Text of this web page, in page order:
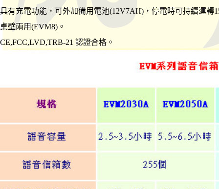
具有充電功能，可外加備用電池(12V7AH)，停電時可持續運轉
桌壁兩用(EVM8)。
CE,FCC,LVD,TRB-21 認證合格。